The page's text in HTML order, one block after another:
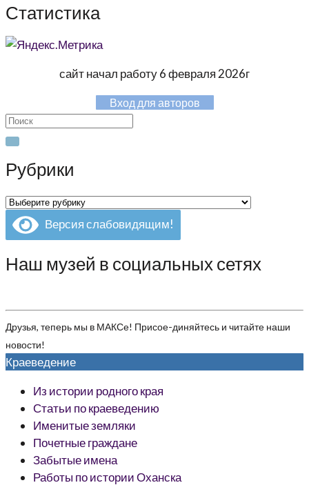
Статистика
сайт начал работу 6 февраля 2026г
Вход для авторов
Search
for:
Рубрики
Рубрики
Версия слабовидящим!
Наш музей в социальных сетях
Друзья, теперь мы в МАКСе! Присое-диняйтесь и читайте наши
новости!
Краеведение
Из истории родного края
Статьи по краеведению
Именитые земляки
Почетные граждане
Забытые имена
Работы по истории Оханска